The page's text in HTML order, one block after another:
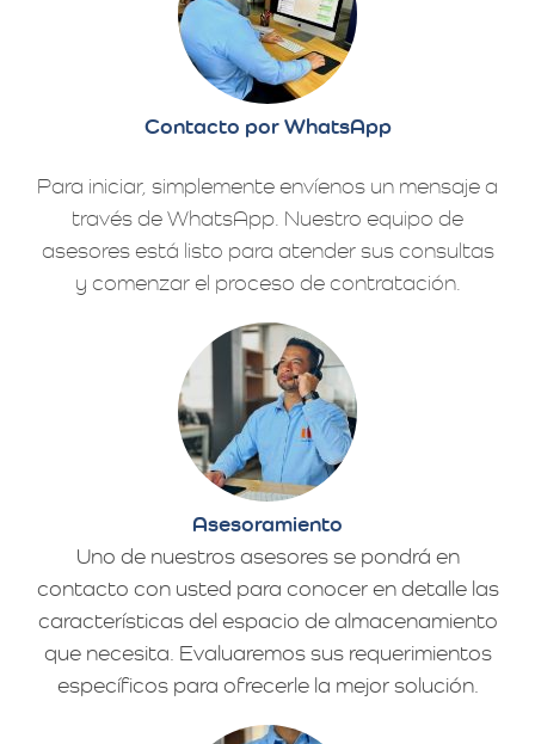
Contacto por WhatsApp
Para iniciar, simplemente envíenos un mensaje a
través de WhatsApp. Nuestro equipo de
asesores está listo para atender sus consultas
y comenzar el proceso de contratación.
Asesoramiento
Uno de nuestros asesores se pondrá en
contacto con usted para conocer en detalle las
características del espacio de almacenamiento
que necesita. Evaluaremos sus requerimientos
específicos para ofrecerle la mejor solución.